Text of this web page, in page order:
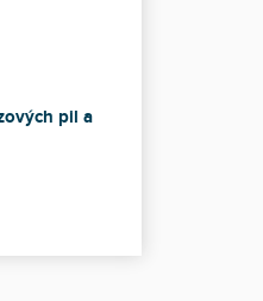
pil a